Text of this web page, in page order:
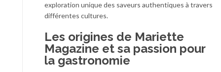
exploration unique des saveurs authentiques à travers
différentes cultures.
Les origines de Mariette
Magazine et sa passion pour
la gastronomie